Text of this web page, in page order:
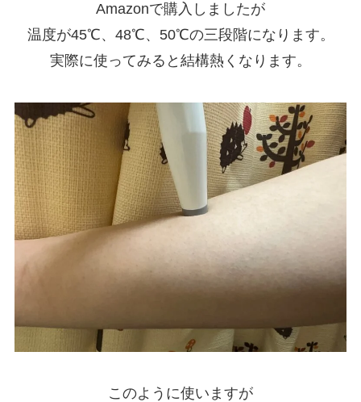
Amazonで購入しましたが
温度が45℃、48℃、50℃の三段階になります。
実際に使ってみると結構熱くなります。
このように使いますが